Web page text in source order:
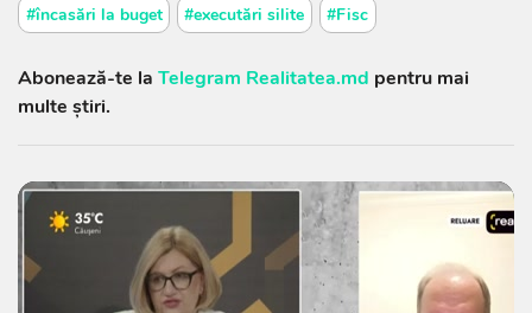
#încasări la buget #executări silite #Fisc
Abonează-te la Telegram Realitatea.md pentru mai
multe știri.